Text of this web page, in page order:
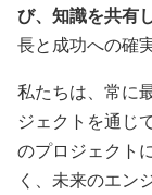
び、知識を共有
長と成功への確
私たちは、常に
ジェクトを通じ
のプロジェクト
く、未来のエン